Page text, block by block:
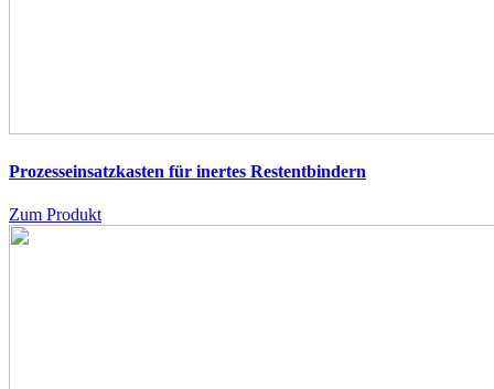
Prozesseinsatzkasten für inertes Restentbindern
Zum Produkt